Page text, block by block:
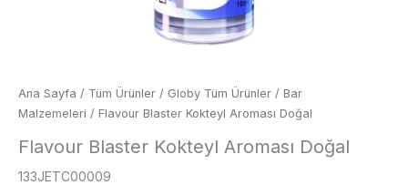
Ana Sayfa / Tüm Ürünler / Globy Tüm Ürünler / Bar
Malzemeleri / Flavour Blaster Kokteyl Aroması Doğal
Flavour Blaster Kokteyl Aroması Doğal
133JETC00009